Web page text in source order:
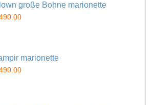
große Bohne marionette
marionette